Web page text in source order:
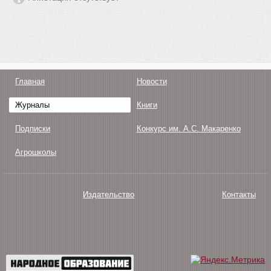
Главная Новости
Журналы Книги
Подписки Конкурс им. А.С. Макаренко
Агрошколы
Издательство Контакты